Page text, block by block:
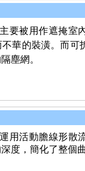
主要被用作遮掩室
華的裝潢。而可
塵網。
運用活動膽線形散
度，簡化了整個